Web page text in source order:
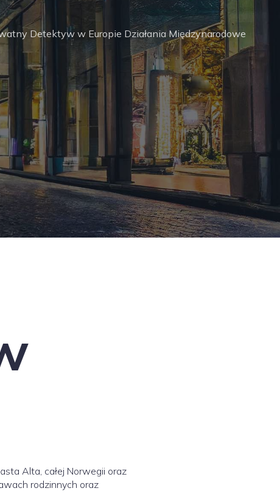
Detektyw w Europie Działania Międzynarodowe
Alta, całej Norwegii oraz
rodzinnych oraz